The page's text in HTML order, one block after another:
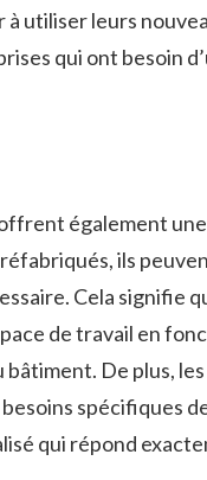
utiliser leurs
qui ont besoin
également
ils
Cela signifie
de travail en
bâtiment. De plus,
spécifiques
qui répond